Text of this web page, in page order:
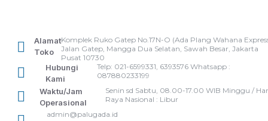
Alamat
Toko
Komplek Ruko Gatep No.17N-O (Ada Plang Wahana
Jalan Gatep, Mangga Dua Selatan, Sawah Besar, Jakarta
Pusat 10730
Hubungi
Kami
Telp: 021-6599331, 6393576 Whatsapp :
087880233199
Waktu/Jam
Operasional
Senin sd Sabtu, 08.00-17.00 WIB Minggu /
Raya Nasional : Libur
admin@palugada.id